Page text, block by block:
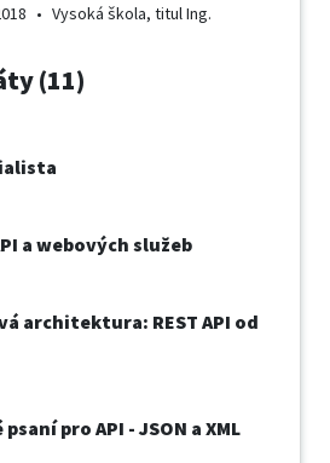
• Vysoká škola, titul Ing.
(11)
a webových služeb
architektura: REST API od
pro API - JSON a XML